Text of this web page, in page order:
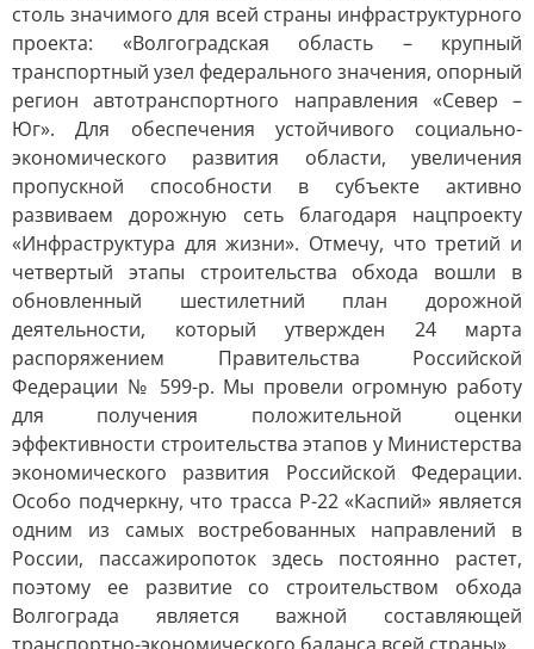
столь значимого для всей страны инфраструктурного
проекта: «Волгоградская область – крупный
транспортный узел федерального значения, опорный
регион автотранспортного направления «Север –
Юг». Для обеспечения устойчивого социально-
экономического развития области, увеличения
пропускной способности в субъекте активно
развиваем дорожную сеть благодаря нацпроекту
«Инфраструктура для жизни». Отмечу, что третий и
четвертый этапы строительства обхода вошли в
обновленный шестилетний план дорожной
деятельности, который утвержден 24 марта
распоряжением Правительства Российской
Федерации № 599-р. Мы провели огромную работу
для получения положительной оценки
эффективности строительства этапов у Министерства
экономического развития Российской Федерации.
Особо подчеркну, что трасса Р-22 «Каспий» является
одним из самых востребованных направлений в
России, пассажиропоток здесь постоянно растет,
поэтому ее развитие со строительством обхода
Волгограда является важной составляющей